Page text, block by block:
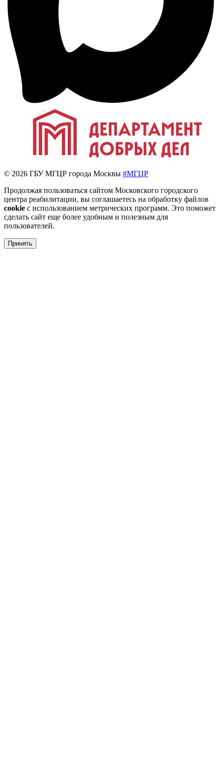
© 2026 ГБУ МГЦР города Москвы #МГЦР
Продолжая пользоваться сайтом Московского городского
центра реабилитации, вы соглашаетесь на обработку файлов
cookie с использованием метрических программ. Это поможет
сделать сайт еще более удобным и полезным для
пользователей.
Принять